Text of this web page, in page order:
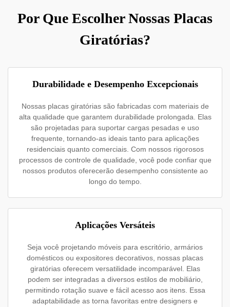
Por Que Escolher Nossas Placas
Giratórias?
Durabilidade e Desempenho Excepcionais
Nossas placas giratórias são fabricadas com materiais de
alta qualidade que garantem durabilidade prolongada. Elas
são projetadas para suportar cargas pesadas e uso
frequente, tornando-as ideais tanto para aplicações
residenciais quanto comerciais. Com nossos rigorosos
processos de controle de qualidade, você pode confiar que
nossos produtos oferecerão desempenho consistente ao
longo do tempo.
Aplicações Versáteis
Seja você projetando móveis para escritório, armários
domésticos ou expositores decorativos, nossas placas
giratórias oferecem versatilidade incomparável. Elas
podem ser integradas a diversos estilos de mobiliário,
permitindo rotação suave e fácil acesso aos itens. Essa
adaptabilidade as torna favoritas entre designers e